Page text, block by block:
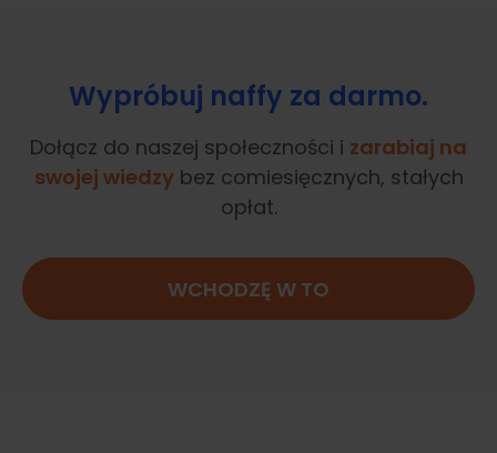
Wypróbuj naffy za darmo.
Dołącz do naszej społeczności i zarabiaj na
swojej wiedzybez comiesięcznych, stałych
opłat.
WCHODZĘ W TO